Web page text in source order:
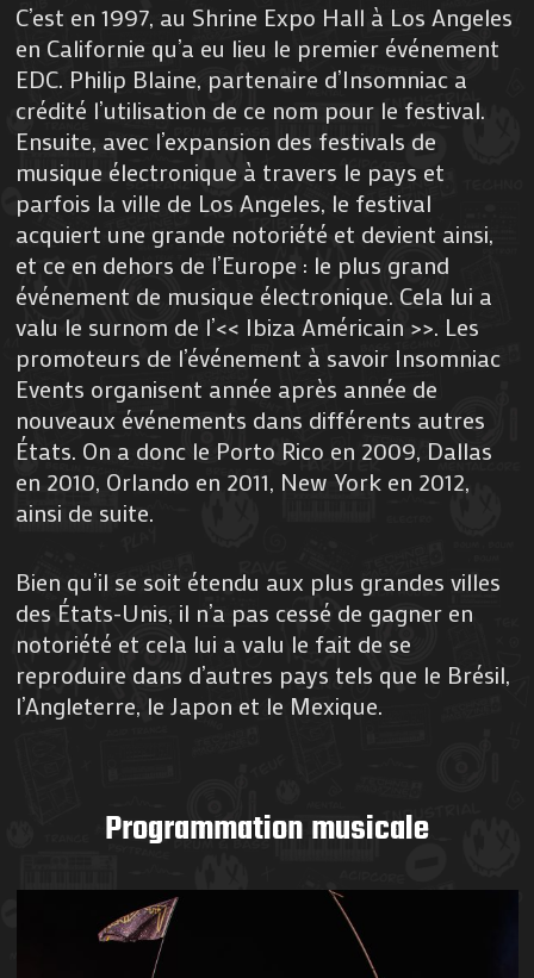
C’est en 1997, au Shrine Expo Hall à Los Angeles
en Californie qu’a eu lieu le premier événement
EDC. Philip Blaine, partenaire d’Insomniac a
crédité l’utilisation de ce nom pour le festival.
Ensuite, avec l’expansion des festivals de
musique électronique à travers le pays et
parfois la ville de Los Angeles, le festival
acquiert une grande notoriété et devient ainsi,
et ce en dehors de l’Europe : le plus grand
événement de musique électronique. Cela lui a
valu le surnom de l’<< Ibiza Américain >>. Les
promoteurs de l’événement à savoir Insomniac
Events organisent année après année de
nouveaux événements dans différents autres
États. On a donc le Porto Rico en 2009, Dallas
en 2010, Orlando en 2011, New York en 2012,
ainsi de suite.
Bien qu’il se soit étendu aux plus grandes villes
des États-Unis, il n’a pas cessé de gagner en
notoriété et cela lui a valu le fait de se
reproduire dans d’autres pays tels que le Brésil,
l’Angleterre, le Japon et le Mexique.
Programmation musicale